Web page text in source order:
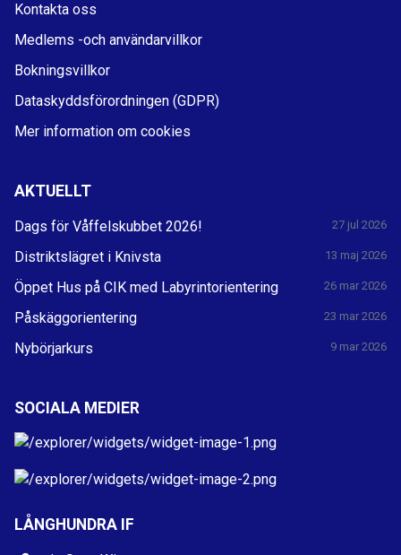
Kontakta oss
Medlems -och användarvillkor
Bokningsvillkor
Dataskyddsförordningen (GDPR)
Mer information om cookies
AKTUELLT
Dags för Våffelskubbet 2026! 27 jul 2026
Distriktslägret i Knivsta 13 maj 2026
Öppet Hus på CIK med Labyrintorientering 26 mar 2026
Påskäggorientering 23 mar 2026
Nybörjarkurs 9 mar 2026
SOCIALA MEDIER
LÅNGHUNDRA IF